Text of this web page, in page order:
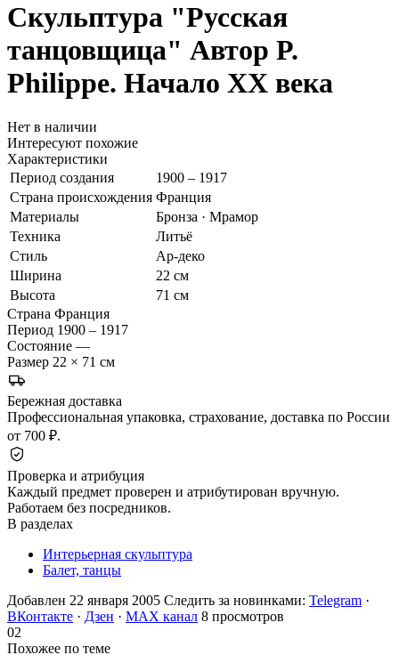
Скульптура "Русская
танцовщица" Автор P.
Philippe. Начало ХХ века
Нет в наличии
Интересуют похожие
Характеристики
Период создания
1900 – 1917
Страна происхождения Франция
Материалы
Бронза · Мрамор
Техника
Литьё
Стиль
Ар-деко
Ширина
22 см
Высота
71 см
Страна Франция
Период 1900 – 1917
Состояние —
Размер 22 × 71 см
Бережная доставка
Профессиональная упаковка, страхование, доставка по России
от 700 ₽.
Проверка и атрибуция
Каждый предмет проверен и атрибутирован вручную.
Работаем без посредников.
В разделах
Интерьерная скульптура
Балет, танцы
Добавлен 22 января 2005 Следить за новинками: Telegram ·
ВКонтакте · Дзен · MAX канал 8 просмотров
02
Похожее по теме